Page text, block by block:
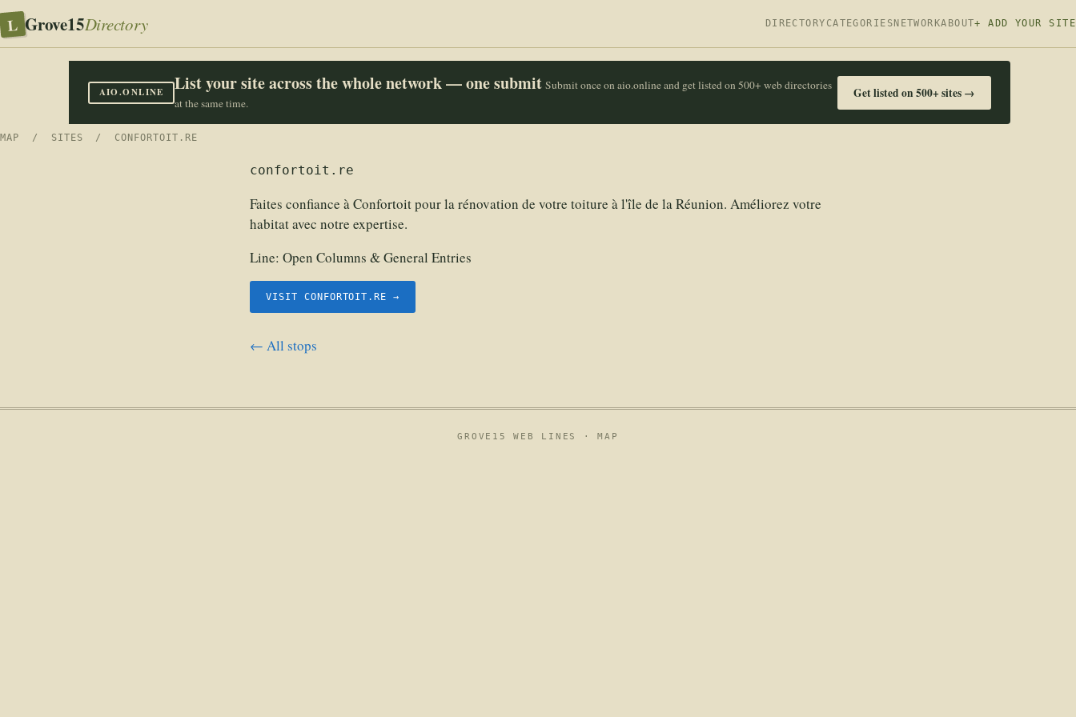
L Grove15Directory DIRECTORY CATEGORIES NETWORKABOUT+ ADD YOUR SITE
AIO.ONLINE List your site across the whole network — one submit Submit once on aio.online and get listed on 500+ web directories
at the same time.
Get listed on 500+ sites →
MAP / SITES / CONFORTOIT.RE
confortoit.re
Faites confiance à Confortoit pour la rénovation de votre toiture à l'île de la Réunion. Améliorez votre
habitat avec notre expertise.
Line: Open Columns & General Entries
VISIT CONFORTOIT.RE →
← All stops
GROVE15 WEB LINES ·MAP